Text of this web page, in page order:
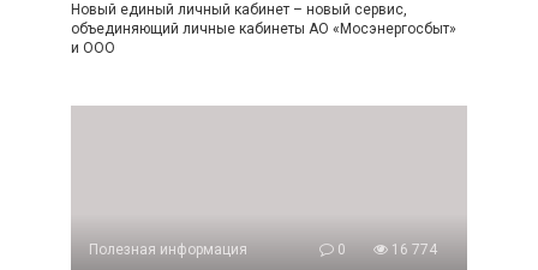
Новый единый личный кабинет – новый сервис,
объединяющий личные кабинеты АО «Мосэнергосбыт»
и ООО
Полезная информация 0 16 774